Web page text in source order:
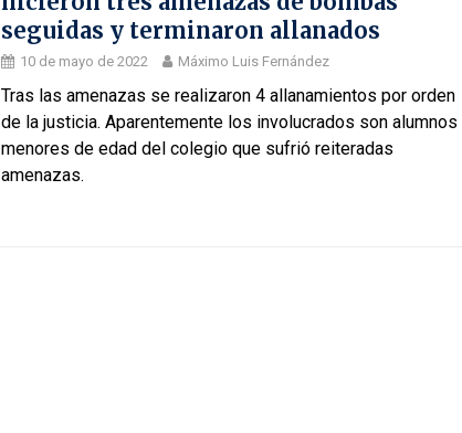
seguidas y terminaron allanados
10 de mayo de 2022 Máximo Luis Fernández
Tras las amenazas se realizaron 4 allanamientos por orden
de la justicia. Aparentemente los involucrados son alumnos
menores de edad del colegio que sufrió reiteradas
amenazas.